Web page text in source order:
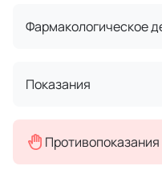
Фармакологическое
Показания
Противопоказания